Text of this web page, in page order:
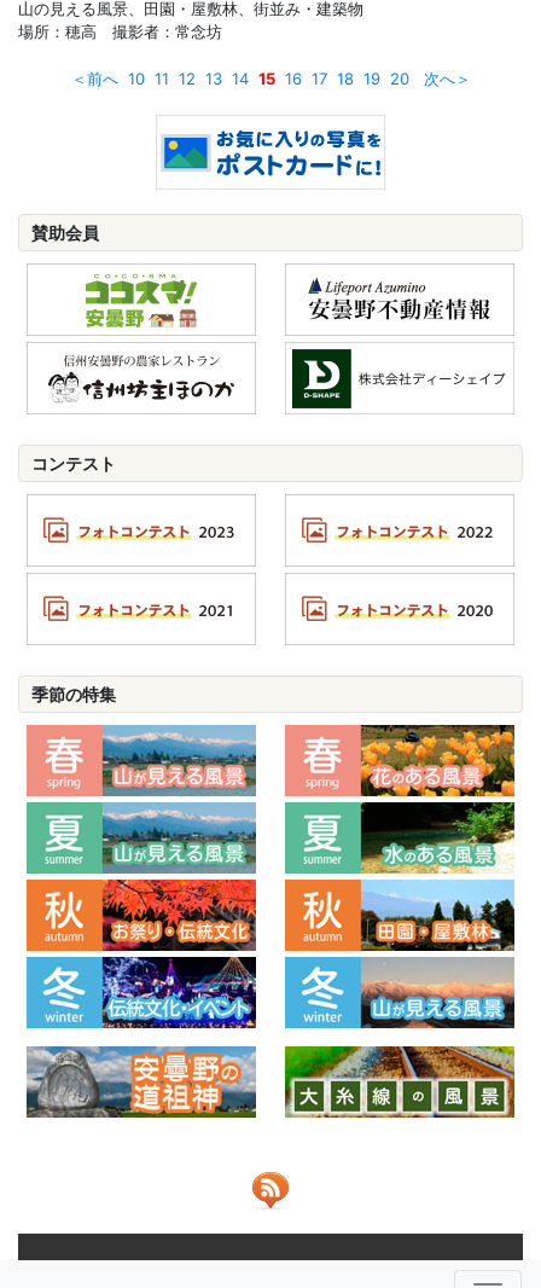
山の見える風景、田園・屋敷林、街並み・建築物
場所：穂高 撮影者：常念坊
＜前へ 10 11 12 13 14 15 16 17 18 19 20 次へ＞
賛助会員
コンテスト
季節の特集
NPO法人安